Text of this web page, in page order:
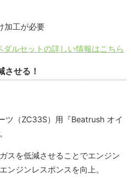
加工が必要
ルセットの詳しい情報はこちら
させる！
ツ（ZC33S）用『Beatrush オイ
スを低減させることでエンジン
ンジンレスポンスを向上。